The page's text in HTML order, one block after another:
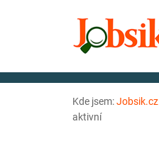
Kde jsem:Jobsik.cz
aktivní